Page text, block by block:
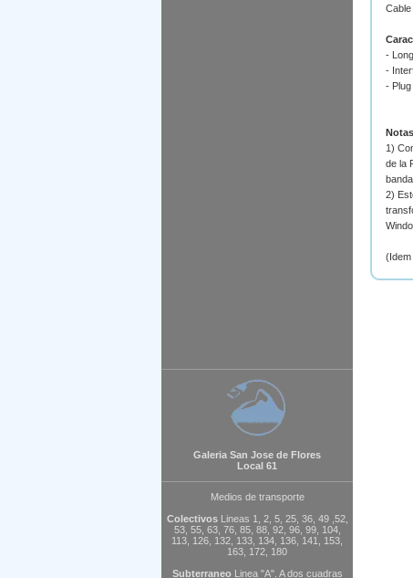
Galeria San Jose de Flores
Local 61
Medios de transporte
ColectivosLineas 1, 2, 5, 25, 36, 49 ,52,
53, 55, 63, 76, 85, 88, 92, 96, 99, 104,
113, 126, 132, 133, 134, 136, 141, 153,
163, 172, 180
Subterraneo Linea "A". A dos cuadras
-
-
- Plug
1)
de la
2)
(Idem